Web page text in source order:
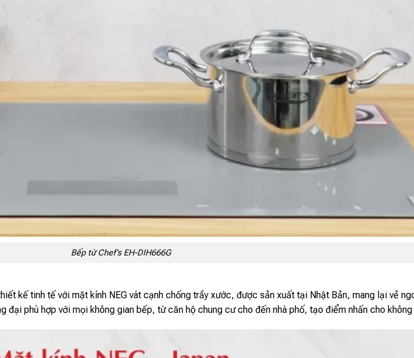
Bếp từ Chef’s EH-DIH666G
kế tinh tế với mặt kính NEG vát cạnh chống trầy xước, được sản xuất tại Nhật Bản, mang lại vẻ
đại phù hợp với mọi không gian bếp, từ căn hộ chung cư cho đến nhà phố, tạo điểm nhấn cho